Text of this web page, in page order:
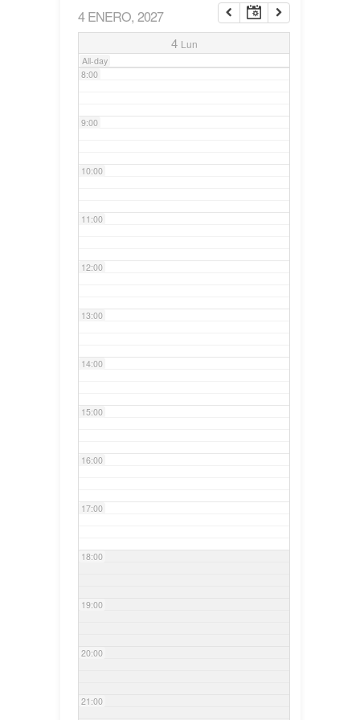
4 ENERO, 2027
4 Lun
All-day
7:00
8:00
9:00
10:00
11:00
12:00
13:00
14:00
15:00
16:00
17:00
18:00
19:00
20:00
21:00